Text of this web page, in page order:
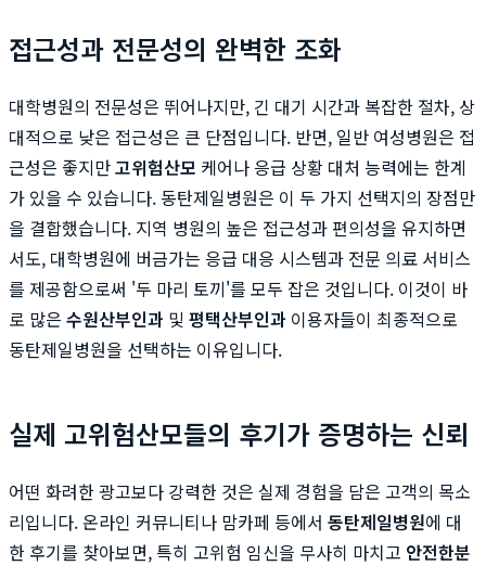
접근성과 전문성의 완벽한 조화
대학병원의 전문성은 뛰어나지만, 긴 대기 시간과 복잡한 절차, 상
대적으로 낮은 접근성은 큰 단점입니다. 반면, 일반 여성병원은 접
근성은 좋지만고위험산모 케어나 응급 상황 대처 능력에는 한계
가 있을 수 있습니다. 동탄제일병원은 이 두 가지 선택지의 장점만
을 결합했습니다. 지역 병원의 높은 접근성과 편의성을 유지하면
서도, 대학병원에 버금가는 응급 대응 시스템과 전문 의료 서비스
를 제공함으로써 '두 마리 토끼'를 모두 잡은 것입니다. 이것이 바
로 많은 수원산부인과 및 평택산부인과 이용자들이 최종적으로
동탄제일병원을 선택하는 이유입니다.
실제 고위험산모들의 후기가 증명하는 신뢰
어떤 화려한 광고보다 강력한 것은 실제 경험을 담은 고객의 목소
리입니다. 온라인 커뮤니티나 맘카페 등에서 동탄제일병원에 대
한 후기를 찾아보면, 특히 고위험 임신을 무사히 마치고 안전한분